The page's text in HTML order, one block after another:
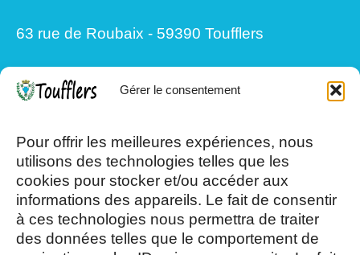
Gérer le consentement
Pour offrir les meilleures expériences, nous
utilisons des technologies telles que les
cookies pour stocker et/ou accéder aux
informations des appareils. Le fait de consentir
à ces technologies nous permettra de traiter
des données telles que le comportement de
63 rue de Roubaix - 59390 Toufflers
13h30/17h15
Mercredi et Samedi : 8h- 12h